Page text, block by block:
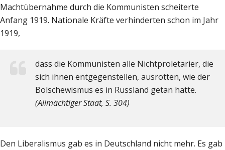
Machtübernahme durch die Kommunisten scheiterte
Anfang 1919. Nationale Kräfte verhinderten schon im Jahr
1919,
dass die Kommunisten alle Nichtproletarier, die
sich ihnen entgegenstellen, ausrotten, wie der
Bolschewismus es in Russland getan hatte.
(Allmächtiger Staat, S. 304)
Den Liberalismus gab es in Deutschland nicht mehr. Es gab